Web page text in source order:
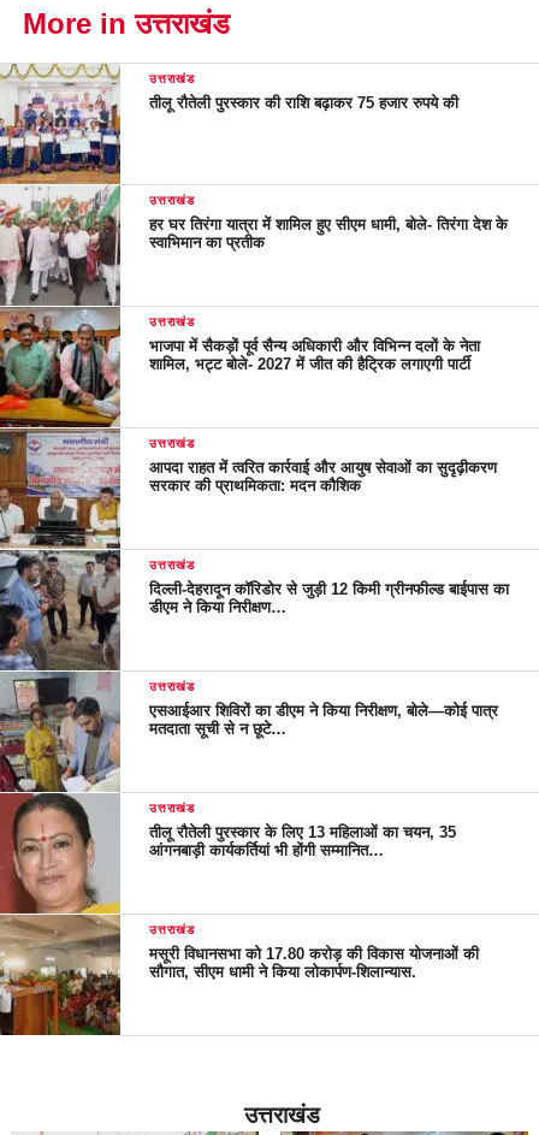
More in उत्तराखंड
उत्तराखंड
तीलू रौतेली पुरस्कार की राशि बढ़ाकर 75 हजार रुपये की
उत्तराखंड
हर घर तिरंगा यात्रा में शामिल हुए सीएम धामी, बोले- तिरंगा देश के
स्वाभिमान का प्रतीक
उत्तराखंड
भाजपा में सैकड़ों पूर्व सैन्य अधिकारी और विभिन्न दलों के नेता
शामिल, भट्ट बोले- 2027 में जीत की हैट्रिक लगाएगी पार्टी
उत्तराखंड
आपदा राहत में त्वरित कार्रवाई और आयुष सेवाओं का सुदृढ़ीकरण
सरकार की प्राथमिकता: मदन कौशिक
उत्तराखंड
दिल्ली-देहरादून कॉरिडोर से जुड़ी 12 किमी ग्रीनफील्ड बाईपास का
डीएम ने किया निरीक्षण…
उत्तराखंड
एसआईआर शिविरों का डीएम ने किया निरीक्षण, बोले—कोई पात्र
मतदाता सूची से न छूटे…
उत्तराखंड
तीलू रौतेली पुरस्कार के लिए 13 महिलाओं का चयन, 35
आंगनबाड़ी कार्यकर्तियां भी होंगी सम्मानित…
उत्तराखंड
मसूरी विधानसभा को 17.80 करोड़ की विकास योजनाओं की
सौगात, सीएम धामी ने किया लोकार्पण-शिलान्यास.
उत्तराखंड